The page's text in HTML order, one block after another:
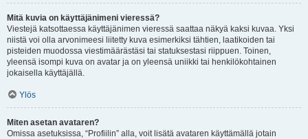
Mitä kuvia on käyttäjänimeni vieressä?
Viestejä katsottaessa käyttäjänimen vieressä saattaa näkyä kaksi kuvaa. Yksi
niistä voi olla arvonimeesi liitetty kuva esimerkiksi tähtien, laatikoiden tai
pisteiden muodossa viestimäärästäsi tai statuksestasi riippuen. Toinen,
yleensä isompi kuva on avatar ja on yleensä uniikki tai henkilökohtainen
jokaisella käyttäjällä.
Ylös
Miten asetan avataren?
Omissa asetuksissa, “Profiilin” alla, voit lisätä avataren käyttämällä jotain